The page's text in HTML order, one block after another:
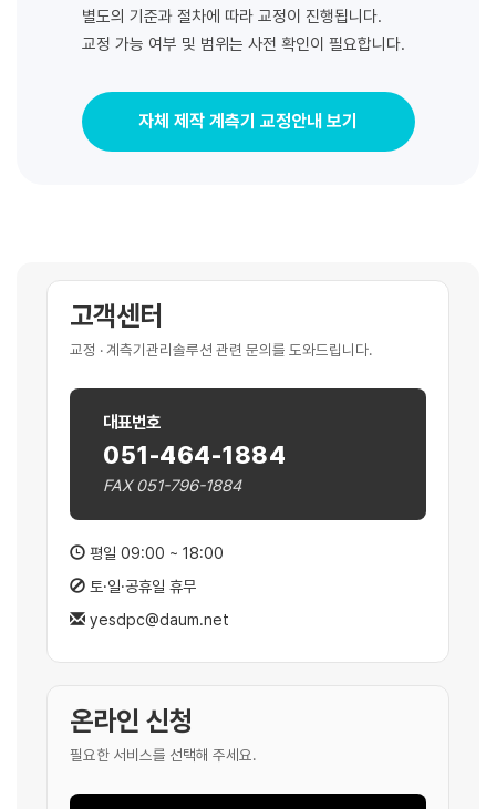
별도의 기준과 절차에 따라 교정이 진행됩니다.
교정 가능 여부 및 범위는 사전 확인이 필요합니다.
자체 제작 계측기 교정안내 보기
고객센터
교정 · 계측기관리솔루션 관련 문의를 도와드립니다.
대표번호
051-464-1884
FAX 051-796-1884
평일 09:00 ~ 18:00
토·일·공휴일 휴무
yesdpc@daum.net
온라인 신청
필요한 서비스를 선택해 주세요.